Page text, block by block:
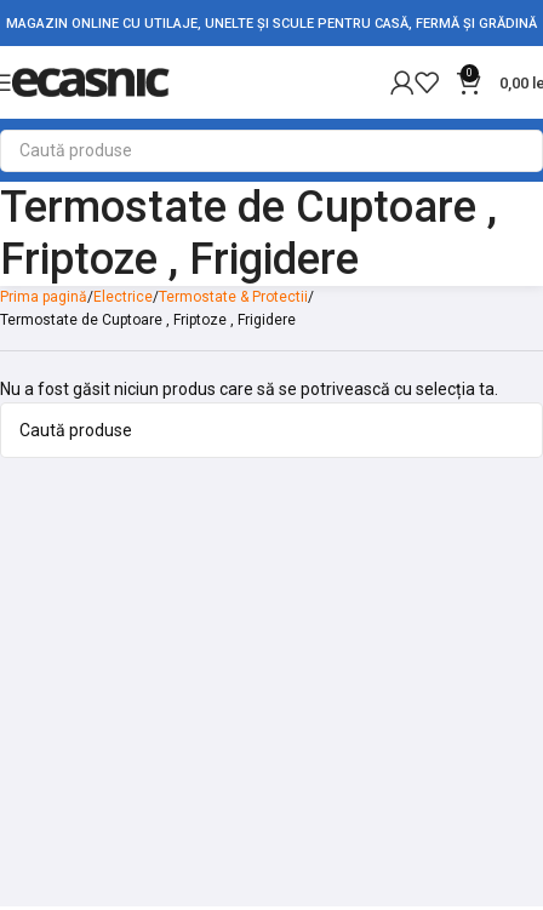
MAGAZIN ONLINE CU UTILAJE, UNELTE ȘI SCULE PENTRU CASĂ, FERMĂ ȘI GRĂDINĂ
0
0,00
Termostate de Cuptoare ,
Friptoze , Frigidere
Prima pagină Electrice Termostate & Protectii
Termostate de Cuptoare , Friptoze , Frigidere
Nu a fost găsit niciun produs care să se potrivească cu selecția ta.